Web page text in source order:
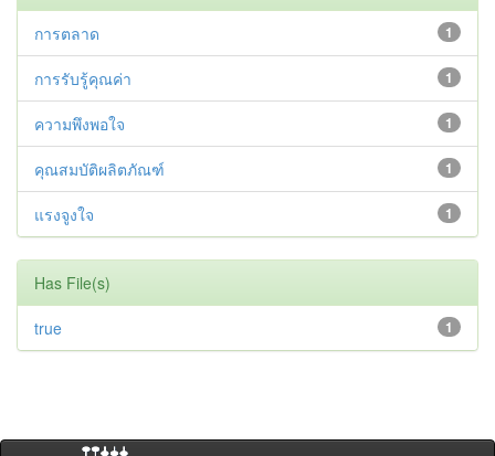
1
การตลาด
1
การรับรู้คุณค่า
1
ความพึงพอใจ
1
คุณสมบัติผลิตภัณฑ์
1
แรงจูงใจ
Has File(s)
1
true